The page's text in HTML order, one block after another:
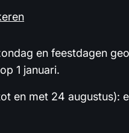
en feestdagen
1 januari.
en met 24 augustus):